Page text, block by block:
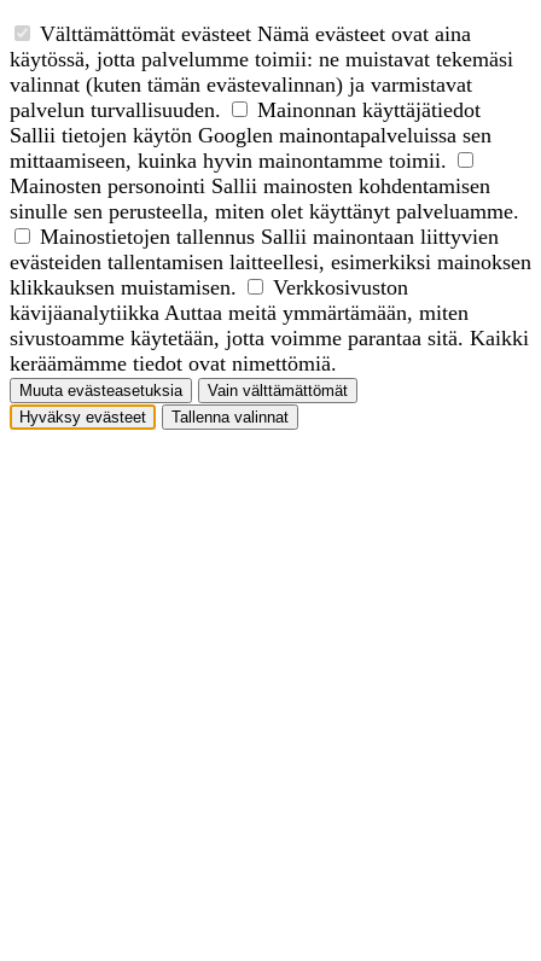
Välttämättömät evästeet Nämä evästeet ovat aina
käytössä, jotta palvelumme toimii: ne muistavat tekemäsi
valinnat (kuten tämän evästevalinnan) ja varmistavat
palvelun turvallisuuden.
Mainonnan käyttäjätiedot
Sallii tietojen käytön Googlen mainontapalveluissa sen
mittaamiseen, kuinka hyvin mainontamme toimii.
Mainosten personointi Sallii mainosten kohdentamisen
sinulle sen perusteella, miten olet käyttänyt palveluamme.
Mainostietojen tallennus Sallii mainontaan liittyvien
evästeiden tallentamisen laitteellesi, esimerkiksi mainoksen
klikkauksen muistamisen.
Verkkosivuston
kävijäanalytiikka Auttaa meitä ymmärtämään, miten
sivustoamme käytetään, jotta voimme parantaa sitä. Kaikki
keräämämme tiedot ovat nimettömiä.
Muuta evästeasetuksia
Vain välttämättömät
Hyväksy evästeet
Tallenna valinnat